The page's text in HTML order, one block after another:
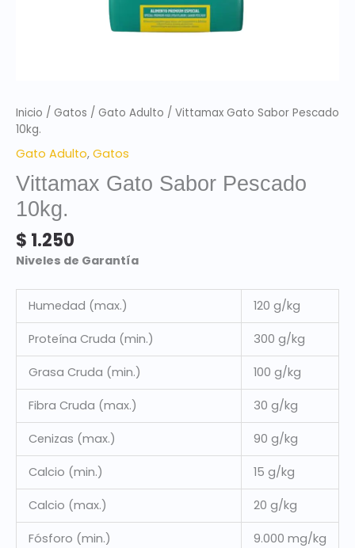
Inicio / Gatos / Gato Adulto / Vittamax Gato Sabor Pescado
10kg.
Gato Adulto, Gatos
Vittamax Gato Sabor Pescado
10kg.
$ 1.250
Niveles de Garantía
Humedad (max.) 120 g/kg
Proteína Cruda (min.) 300 g/kg
Grasa Cruda (min.) 100 g/kg
Fibra Cruda (max.) 30 g/kg
Cenizas (max.) 90 g/kg
Calcio (min.) 15 g/kg
Calcio (max.) 20 g/kg
Fósforo (min.) 9.000 mg/kg